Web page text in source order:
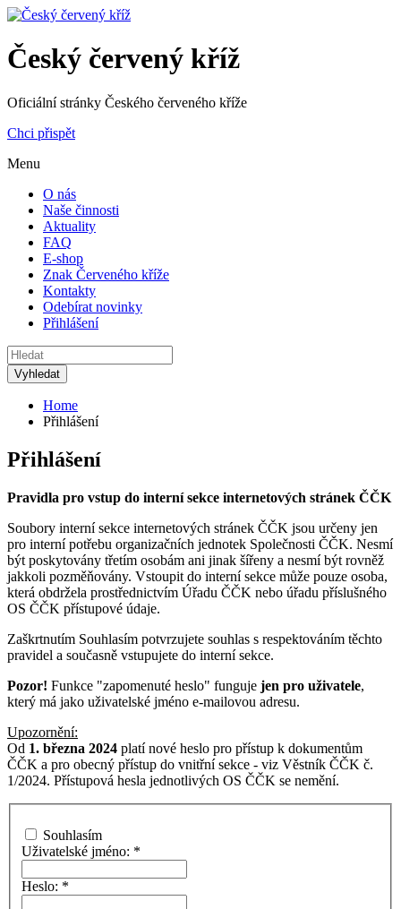
Český červený kříž
Oficiální stránky Českého červeného kříže
Chci přispět
Menu
O nás
Naše činnosti
Aktuality
FAQ
E-shop
Znak Červeného kříže
Kontakty
Odebírat novinky
Přihlášení
Home
Přihlášení
Přihlášení
Pravidla pro vstup do interní sekce internetových stránek ČČK
Soubory interní sekce internetových stránek ČČK jsou určeny jen
pro interní potřebu organizačních jednotek Společnosti ČČK. Nesmí
být poskytovány třetím osobám ani jinak šířeny a nesmí být rovněž
jakkoli pozměňovány. Vstoupit do interní sekce může pouze osoba,
která obdržela prostřednictvím Úřadu ČČK nebo úřadu příslušného
OS ČČK přístupové údaje.
Zaškrtnutím Souhlasím potvrzujete souhlas s respektováním těchto
pravidel a současně vstupujete do interní sekce.
Pozor! Funkce "zapomenuté heslo" funguje jen pro uživatele,
který má jako uživatelské jméno e-mailovou adresu.
Upozornění:
Od 1. března 2024 platí nové heslo pro přístup k dokumentům
ČČK a pro obecný přístup do vnitřní sekce - viz Věstník ČČK č.
1/2024. Přístupová hesla jednotlivých OS ČČK se nemění.
Souhlasím
Uživatelské jméno: *
Heslo: *